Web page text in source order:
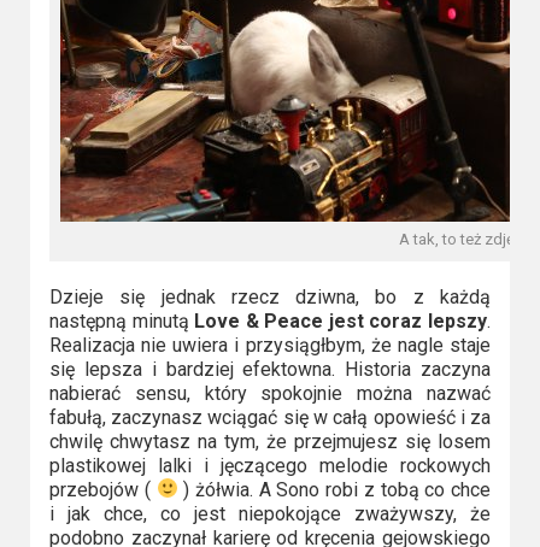
A tak, to też
Dzieje się jednak rzecz dziwna, bo z każdą
następną minutą Love & Peace jest coraz lepszy.
Realizacja nie uwiera i przysiągłbym, że nagle staje
się lepsza i bardziej efektowna. Historia zaczyna
nabierać sensu, który spokojnie można nazwać
fabułą, zaczynasz wciągać się w całą opowieść i za
chwilę chwytasz na tym, że przejmujesz się losem
plastikowej lalki i jęczącego melodie rockowych
przebojów (
) żółwia. A Sono robi z tobą co chce
i jak chce, co jest niepokojące zważywszy, że
podobno zaczynał karierę od kręcenia gejowskiego